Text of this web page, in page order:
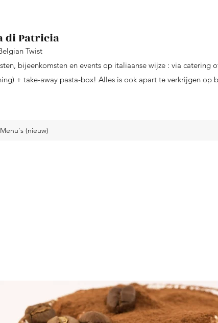
di Patricia
Twist
bijeenkomsten en events op italiaanse wijze : via catering
+ take-away pasta-box! Alles is ook apart te verkrijgen op
Menu's (nieuw)